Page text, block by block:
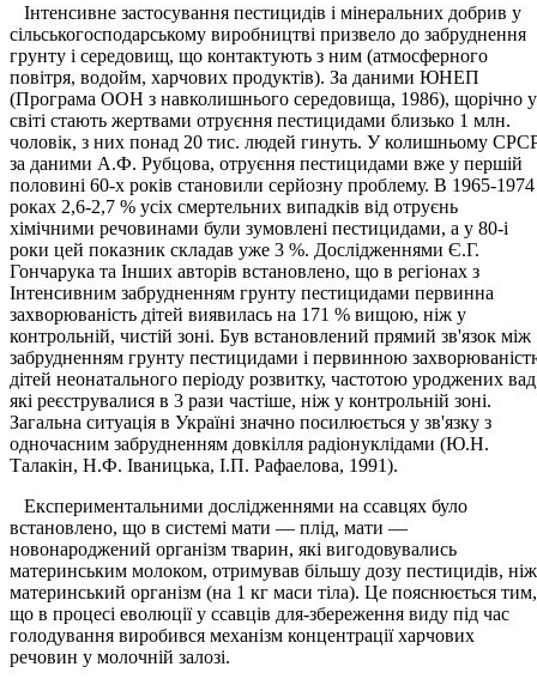
Інтенсивне застосування пестицидів і мінеральних добрив у
сільськогосподарському виробництві призвело до забруднення
грунту і середовищ, що контактують з ним (атмосферного
повітря, водойм, харчових продуктів). За даними ЮНЕП
(Програма ООН з навколишнього середовища, 1986), щорічно у
світі стають жертвами отруєння пестицидами близько 1 млн.
чоловік, з них понад 20 тис. людей гинуть. У колишньому
за даними А.Ф. Рубцова, отруєння пестицидами вже у першій
половині 60-х років становили серйозну проблему. В 1965-1974
роках 2,6-2,7 % усіх смертельних випадків від отруєнь
хімічними речовинами були зумовлені пестицидами, а у 80-і
роки цей показник складав уже 3 %. Дослідженнями Є.Г.
Гончарука та Інших авторів встановлено, що в регіонах з
Інтенсивним забрудненням грунту пестицидами первинна
захворюваність дітей виявилась на 171 % вищою, ніж у
контрольній, чистій зоні. Був встановлений прямий зв'язок між
забрудненням грунту пестицидами і первинною
дітей неонатального періоду розвитку, частотою уроджених
які реєструвалися в 3 рази частіше, ніж у контрольній зоні.
Загальна ситуація в Україні значно посилюється у зв'язку з
одночасним забрудненням довкілля радіонуклідами (Ю.Н.
Талакін, Н.Ф. Іваницька, І.П. Рафаелова, 1991).
Експериментальними дослідженнями на ссавцях було
встановлено, що в системі мати — плід, мати —
новонароджений організм тварин, які вигодовувались
материнським молоком, отримував більшу дозу пестицидів, ніж
материнський організм (на 1 кг маси тіла). Це пояснюється тим,
що в процесі еволюції у ссавців для-збереження виду під час
голодування виробився механізм концентрації харчових
речовин у молочній залозі.